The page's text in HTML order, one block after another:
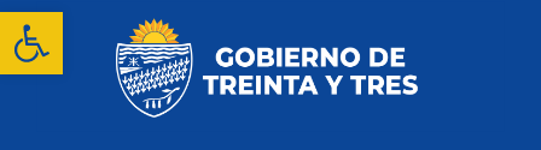
Abrir barra de herramientas
Saltar
contenido